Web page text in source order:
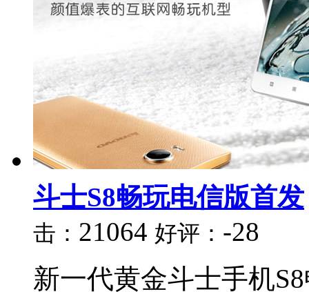
斗士S8畅玩电信版首发
击： 21064 好评： -28
新一代黄金斗士手机